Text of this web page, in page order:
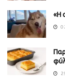
«Η